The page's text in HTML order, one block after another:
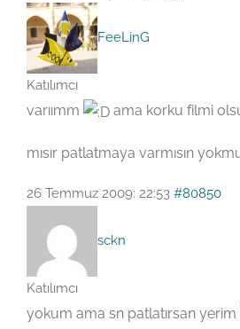
FeeLinG
Katılımcı
varıımm ama korku filmi
mısır patlatmaya varmısın
26 Temmuz 2009: 22:53 #80850
sckn
Katılımcı
yokum ama sn patlatırsan yerim